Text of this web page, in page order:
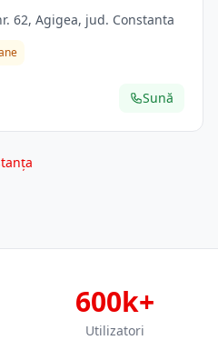
62, Agigea, jud. Constanta
Sună
600k+
Utilizatori